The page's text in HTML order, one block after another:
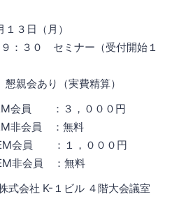
３日（月）
０ セミナー（受付開始１
あり（実費精算）
会員 ：３，０００円
会員 ：無料
員 ：１，０００円
会員 ：無料
会社 K-１ビル ４階大会議室